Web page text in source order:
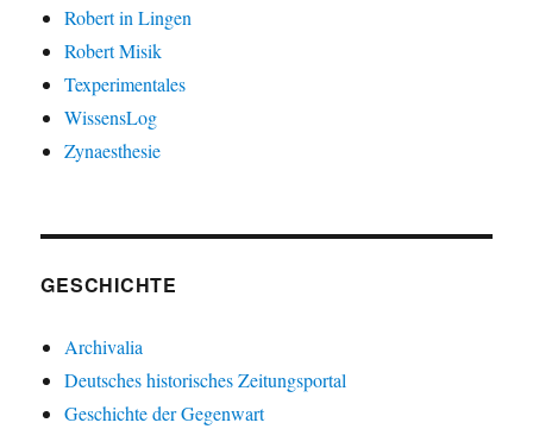
Robert in Lingen
Robert Misik
Texperimentales
WissensLog
Zynaesthesie
GESCHICHTE
Archivalia
Deutsches historisches Zeitungsportal
Geschichte der Gegenwart